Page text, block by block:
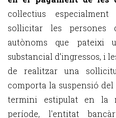
col·lectius
sol·licitar les
autònoms que pateixi
substancial d’ingressos, i
de realitzar una
comporta la suspensió
termini estipulat en la
període, l'entitat